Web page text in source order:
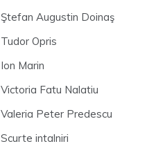
Ştefan Augustin Doinaş
Tudor Opris
Ion Marin
Victoria Fatu Nalatiu
Valeria Peter Predescu
Scurte intalniri